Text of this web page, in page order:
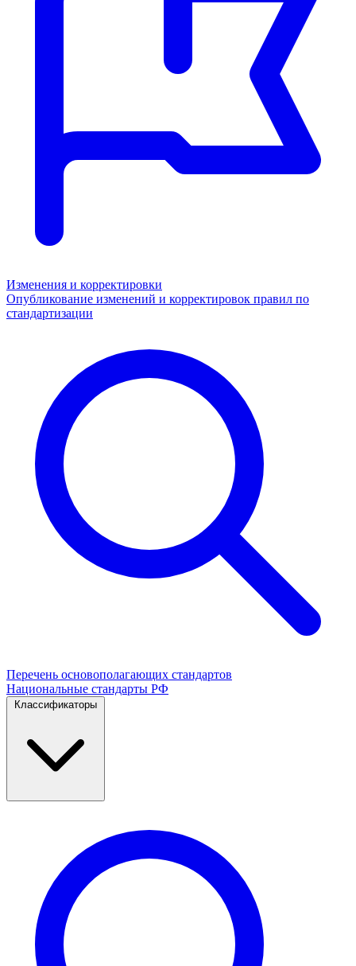
Изменения и корректировки
Опубликование изменений и корректировок правил по
стандартизации
Перечень основополагающих стандартов
Национальные стандарты РФ
Классификаторы